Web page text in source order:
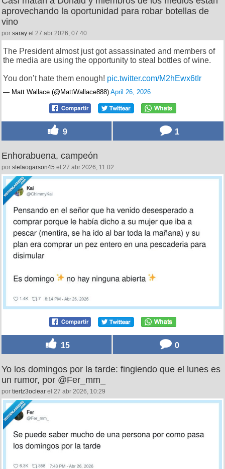
aprovechando la oportunidad para robar botellas de
vino
por saray el 27 abr 2026, 07:40
The President almost just got assassinated and members of
the media are using the opportunity to steal bottles of wine.
You don’t hate them enough! pic.twitter.com/M2hEwx6tIr
— Matt Wallace (@MattWallace888) April 26, 2026
9 1
Enhorabuena, campeón
por stefaogarson45 el 27 abr 2026, 11:02
15 0
Yo los domingos por la tarde: fingiendo que el lunes es
un rumor, por @Fer_mm_
por tiertz3oclear el 27 abr 2026, 10:29